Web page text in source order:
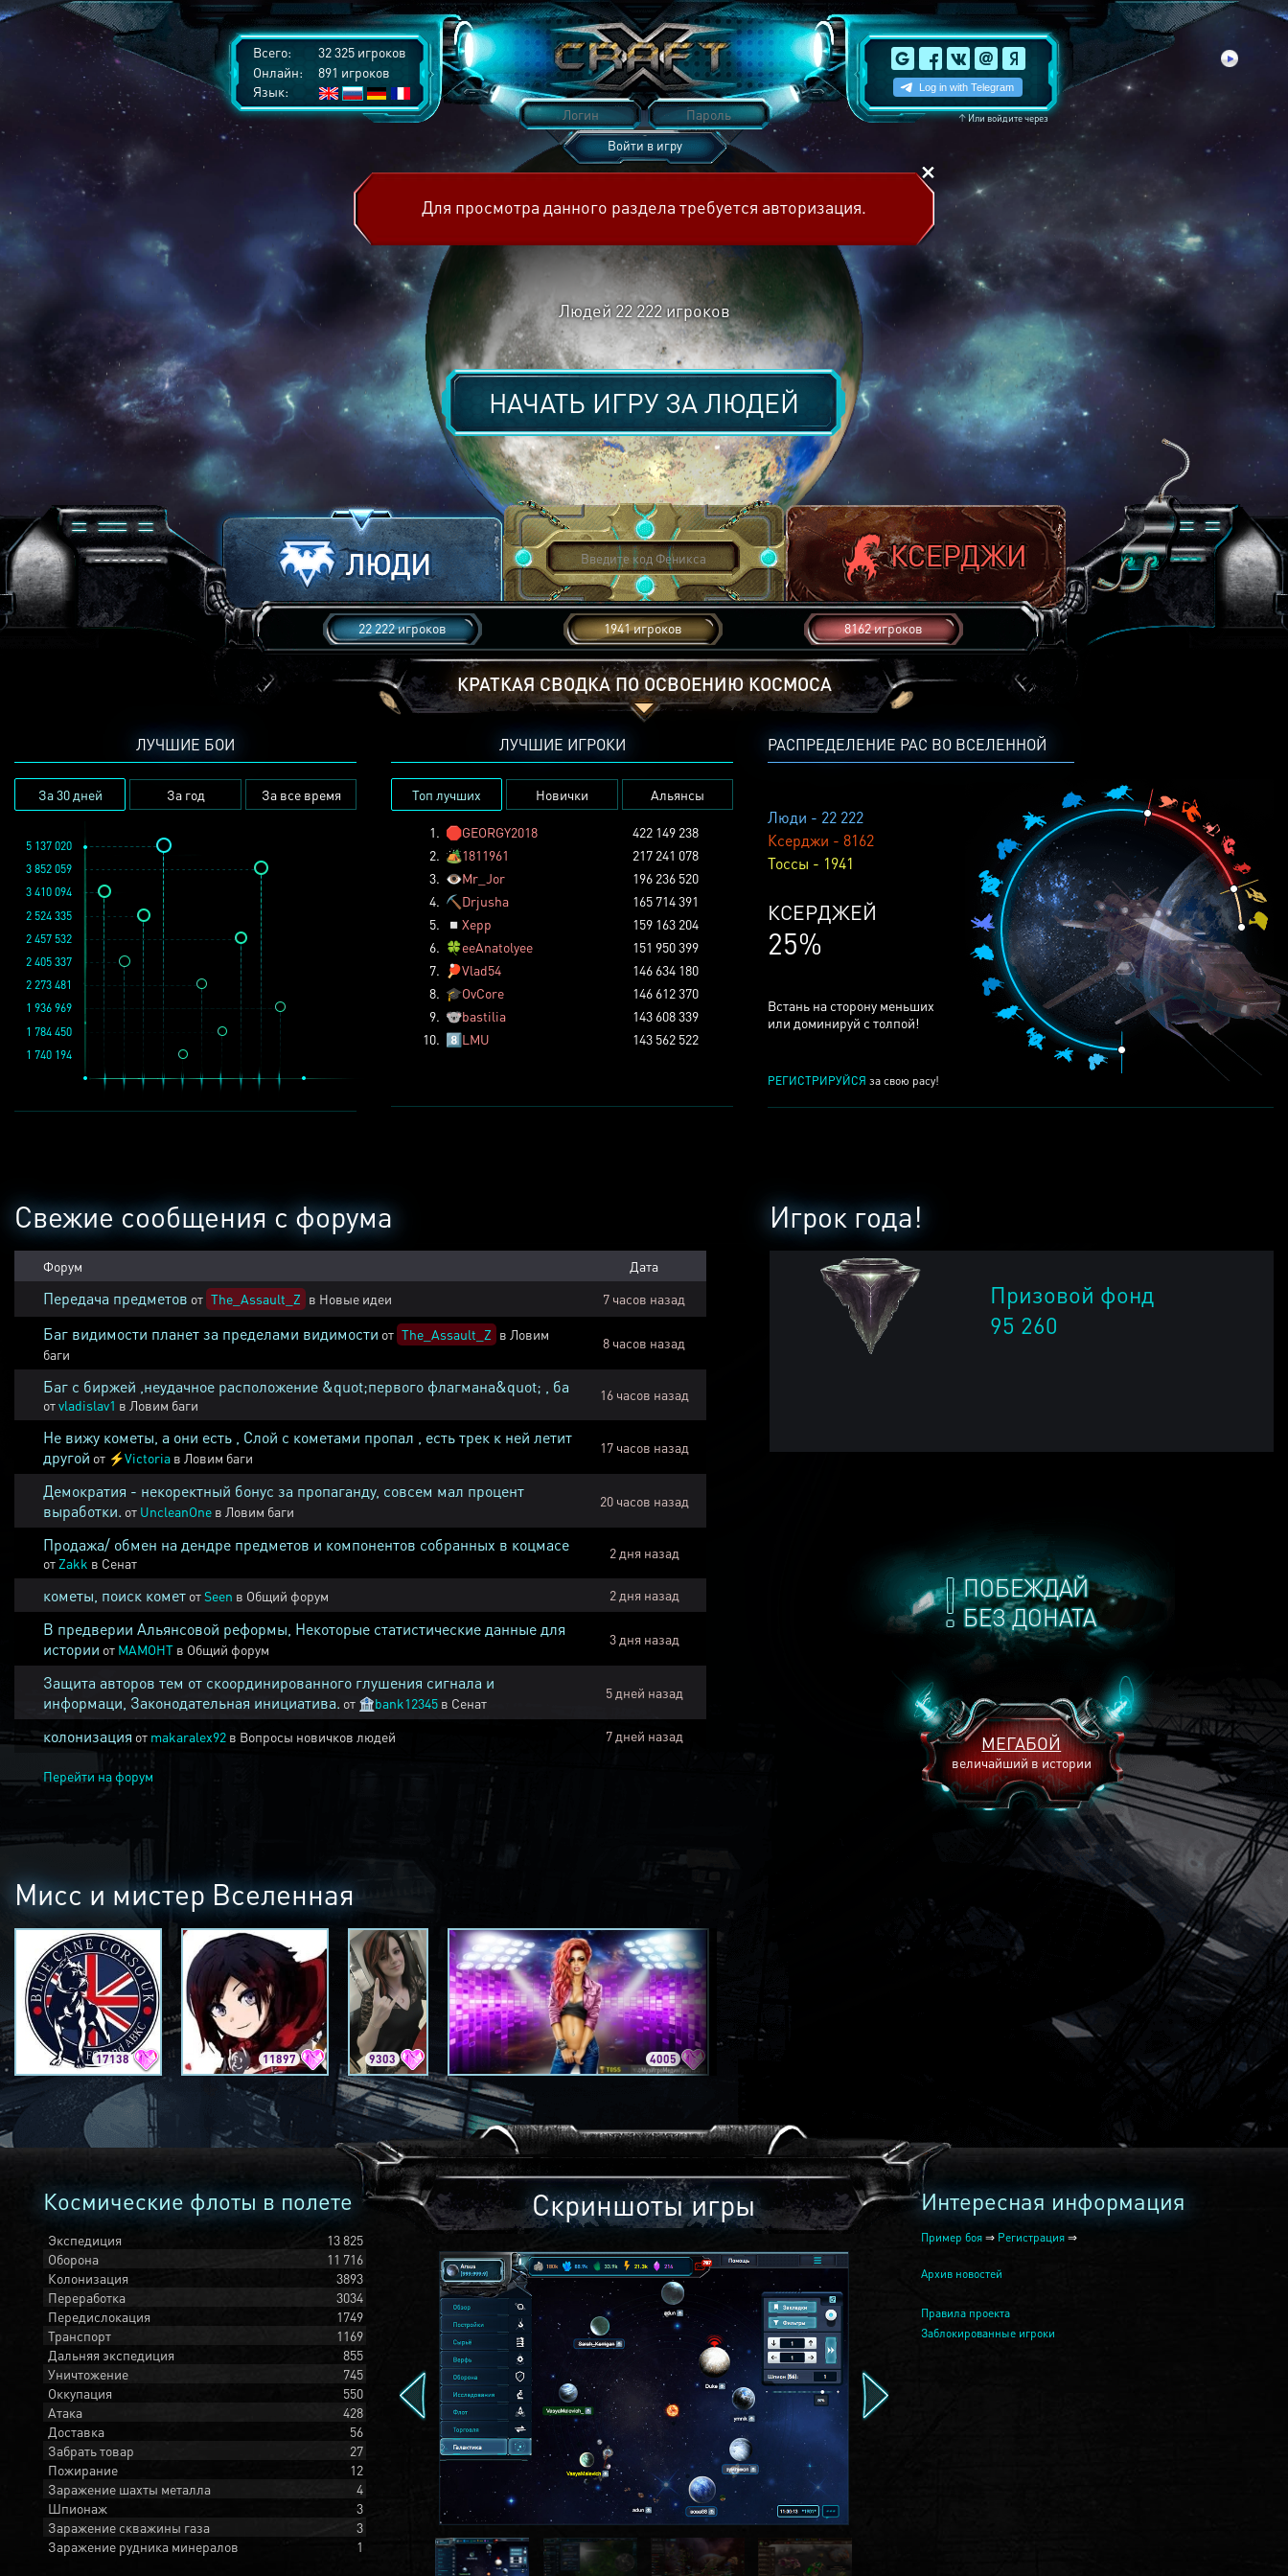
Всего:
32 325 игроков
Онлайн:
891 игроков
Язык:
↑Или войдите через
Войти в игру
Для просмотра данного раздела требуется авторизация.
Людей 22 222игроков
НАЧАТЬ ИГРУ ЗАЛЮДЕЙ
22 222 игроков 1941 игроков 8162 игроков
КРАТКАЯ СВОДКА ПО ОСВОЕНИЮ КОСМОСА
РАСПРЕДЕЛЕНИЕ РАС ВО ВСЕЛЕННОЙ
Люди - 22 222
Ксерджи - 8162
Тоссы - 1941
КСЕРДЖЕЙ
25%
Встань на сторону меньших
или доминируй с толпой!
РЕГИСТРИРУЙСЯ за свою расу!
ЛУЧШИЕ БОИ
За 30 дней За год За все время
1 936 969
3 852 059
2 457 532
1 784 450
2 273 481
1 740 194
5 137 020
2 524 335
2 405 337
3 410 094
ЛУЧШИЕ ИГРОКИ
Топ лучших Новички Альянсы
1. 🛑GEORGY2018
422 149 238
2. 🏕️1811961
217 241 078
3. 👁️Mr_Jor
196 236 520
4. ⛏️ Drjusha
165 714 391
5.
◽ Xepp
159 163 204
6. 🍀eeAnatolyee
151 950 399
7.
🏓Vlad54
146 634 180
8. 🎓OvCore
146 612 370
9. 🐨bastilia
143 608 339
10. 8️⃣LMU 143 562 522
ПОБЕЖДАЙ
БЕЗ ДОНАТА
МЕГАБОЙ
величайший в истории
Игрок года!
Призовой фонд
95 260
Свежие сообщения с форума
Форум Дата
Передача предметов от The_Assault_Z в Новые идеи 7 часов назад
Баг видимости планет за пределами видимости от The_Assault_Z в Ловим
баги
8 часов назад
Баг с биржей ,неудачное расположение &quot;первого флагмана&quot; , ба
отvladislav1 в Ловим баги
16 часов назад
Не вижу кометы, а они есть , Слой с кометами пропал , есть трек к ней летит
другой от ⚡Victoria в Ловим баги
17 часов назад
Демократия - некоректный бонус за пропаганду, совсем мал процент
выработки. от UncleanOne в Ловим баги
20 часов назад
Продажа/ обмен на дендре предметов и компонентов собранных в коцмасе
от Zakk в Сенат
2 дня назад
кометы, поиск комет отSeen в Общий форум 2 дня назад
В предверии Альянсовой реформы, Некоторые статистические данные для
истории от MAMOHT в Общий форум
3 дня назад
Защита авторов тем от скоординированного глушения сигнала и
информаци, Законодательная инициатива. от 🏦bank12345 в Сенат
5 дней назад
колонизация от makaralex92 в Вопросы новичков людей 7 дней назад
Перейти на форум
Мисс и мистер Вселенная
17138 11897 9303 4005 2240
Космические флоты в полете
Экспедиция
13 825
Оборона
11 716
Колонизация
3893
Переработка
3034
Передислокация
1749
Транспорт
1169
Дальняя экспедиция
855
Уничтожение
745
Оккупация
550
Атака
428
Доставка
56
Забрать товар
27
Пожирание
12
Заражение шахты металла
4
Шпионаж
3
Заражение скважины газа
3
Заражение рудника минералов
1
Скриншоты игры Интересная информация
Пример боя ⇒ Регистрация ⇒
Архив новостей
Правила проекта
Заблокированные игроки